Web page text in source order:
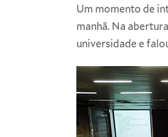
Um momento de
manhã. Na
universidade e